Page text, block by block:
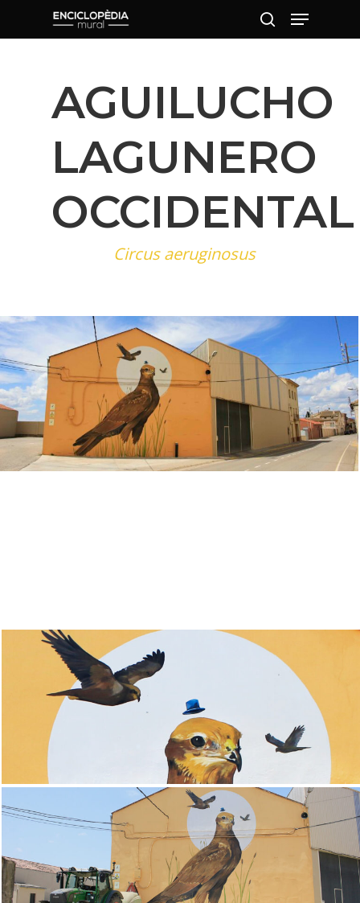
Pulsa intro para buscar o ESC para
cerrar
AGUILUCHO
LAGUNERO
OCCIDENTAL
Circus aeruginosus